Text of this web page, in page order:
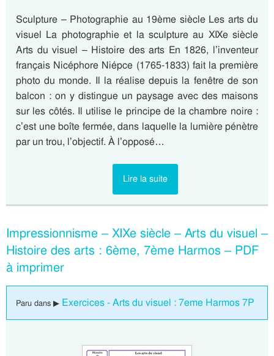
Sculpture – Photographie au 19ème siècle Les arts du
visuel La photographie et la sculpture au XIXe siècle
Arts du visuel – Histoire des arts En 1826, l’inventeur
français Nicéphore Niépce (1765-1833) fait la première
photo du monde. Il la réalise depuis la fenêtre de son
balcon : on y distingue un paysage avec des maisons
sur les côtés. Il utilise le principe de la chambre noire :
c’est une boîte fermée, dans laquelle la lumière pénètre
par un trou, l’objectif. À l’opposé…
Lire la suite
Impressionnisme – XIXe siècle – Arts du visuel –
Histoire des arts : 6ème, 7ème Harmos – PDF
à imprimer
Paru dans ▶ Exercices - Arts du visuel : 7eme Harmos 7P